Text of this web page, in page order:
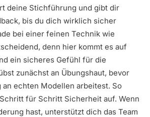
deine Stichführung und gibt dir
bis du dich wirklich sicher
bei einer feinen Technik wie
denn hier kommt es auf
ein sicheres Gefühl für die
zunächst an Übungshaut, bevor
echten Modellen arbeitest. So
für Schritt Sicherheit auf. Wenn
hast, unterstützt dich das Team